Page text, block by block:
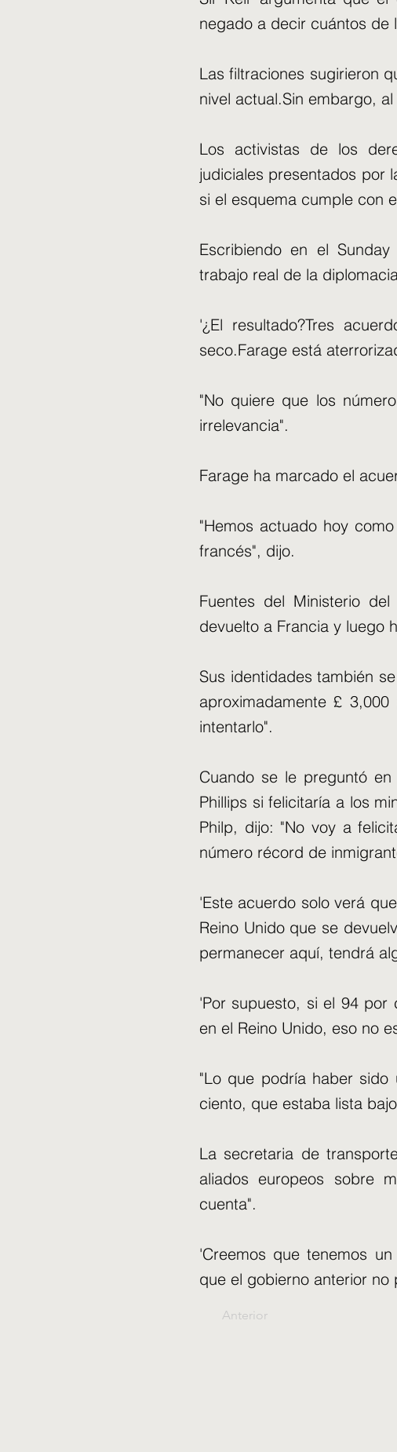
negado a decir cuántos de
Las filtraciones sugirieron
nivel actual.Sin embargo,
Los activistas de los
judiciales presentados por
si el esquema cumple con
Escribiendo en el
trabajo real de la
'¿El resultado?Tres
seco.Farage está
"No quiere que los
irrelevancia".
Farage ha marcado el
"Hemos actuado hoy
francés", dijo.
Fuentes del Ministerio
devuelto a Francia y luego
Sus identidades también
aproximadamente £
intentarlo".
Cuando se le preguntó
Phillips si felicitaría a los
Philp, dijo: "No voy a
número récord de
'Este acuerdo solo verá
Reino Unido que se
permanecer aquí, tendrá
'Por supuesto, si el 94 por
en el Reino Unido, eso no
"Lo que podría haber sido
ciento, que estaba lista
La secretaria de
aliados europeos sobre
cuenta".
'Creemos que tenemos
que el gobierno anterior no
Anterior